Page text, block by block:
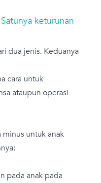
keturunan
dua jenis. Keduanya
cara untuk
ataupun operasi
untuk anak
pada anak pada